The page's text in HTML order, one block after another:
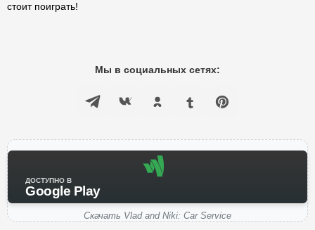
стоит поиграть!
Мы в социальных сетях:
ДОСТУПНО В
Google Play
Скачать Vlad and Niki: Car Service